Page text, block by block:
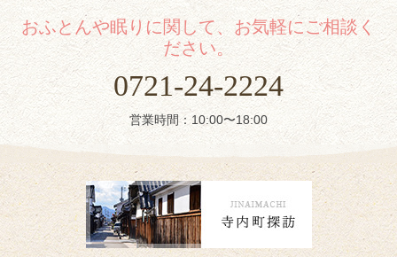
おふとんや眠りに関して、お気軽にご相談く
ださい。
0721-24-2224
営業時間：10:00〜18:00